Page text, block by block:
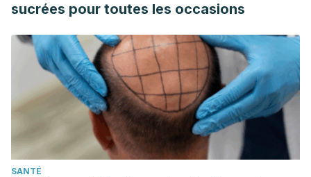
sucrées pour toutes les occasions
SANTÉ